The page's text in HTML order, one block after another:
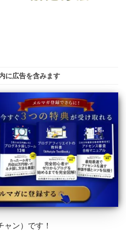
に広告を含みます
ャン）です！